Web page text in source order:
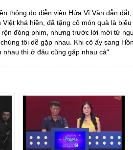
thông do diễn viên Hứa Vĩ Văn dẫn
khá hiền, đã tặng cô món quà là
đóng phim, nhưng trước lời mời từ
tôi dễ gặp nhau. Khi cô ấy sang
thì ở đâu cũng gặp nhau cả".